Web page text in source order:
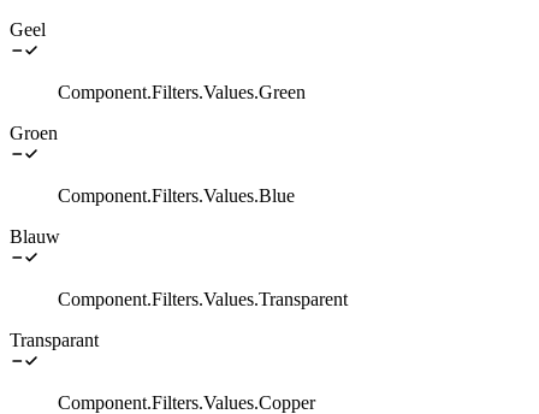
Geel
Component.Filters.Values.Green
Groen
Component.Filters.Values.Blue
Blauw
Component.Filters.Values.Transparent
Transparant
Component.Filters.Values.Copper